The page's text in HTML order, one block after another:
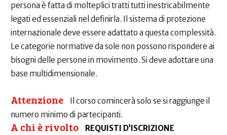
persona è fatta di molteplici tratti tutti inestricabilmente
legati ed essenziali nel definirla. Il sistema di protezione
internazionale deve essere adattato a questa complessità.
Le categorie normative da sole non possono rispondere ai
bisogni delle persone in movimento. Si deve adottare una
base multidimensionale.
Attenzione
Il corso comincerà solo se si raggiunge il
numero minimo di partecipanti.
A chi è rivolto
REQUISTI D’ISCRIZIONE